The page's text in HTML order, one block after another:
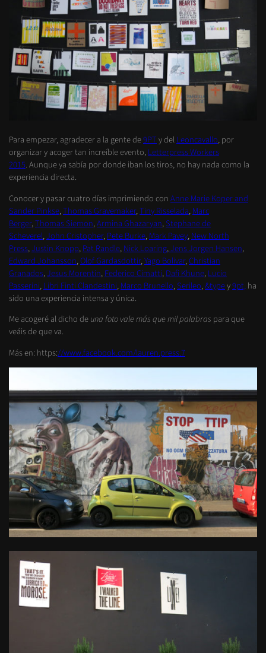
Para empezar, agradecer a la gente de9PTy delLeoncavallo, por
organizar y acoger tan increíble evento,Letterpress Workers
2015. Aunque ya sabía por donde iban los tiros, no hay nada como la
experiencia directa.
Conocer y pasar cuatro días imprimiendo conAnne Marie Koper and
Sander Pinkse,Thomas Gravemaker,Tiny Risselada,Marc
Berger,Thomas Siemon,Armina Ghazaryan,Stephane de
Scheverel,John Cristopher,Pete Burke,Mark Pavey,New North
Press,Justin Knopp,Pat Randle,Nick Loaring,Jens Jorgen Hansen,
Edward Johansson,Olof Gardasdottir,Yago Bolivar,Christian
Granados,Jesus Morentin,Federico Cimatti,Dafi Khune,Lucio
Passerini,Libri Finti Clandestini,Marco Brunello,Serileo,&typey9pt,ha
sido una experiencia intensa y única.
Me acogeré al dicho deuna foto vale más que mil palabras para que
veáis de que va.
Más en: https://www.facebook.com/lauren.press.7